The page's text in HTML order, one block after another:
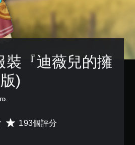
裝『迪薇兒的擁
)
193個評分